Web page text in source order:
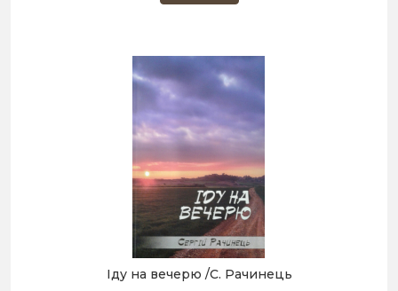
Іду на вечерю /С. Рачинець